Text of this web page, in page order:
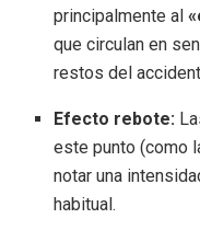
principalmente al
que circulan en
restos del
Efecto rebote:
este punto (como
notar una
habitual.